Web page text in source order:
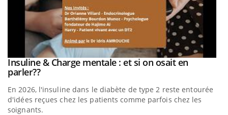
Youtube
Insuline & Charge mentale : et si on osait en
parler??Youtube
En 2026, l'insuline dans le diabète de type 2 reste entourée
d'idées reçues chez les patients comme parfois chez les
soignants.